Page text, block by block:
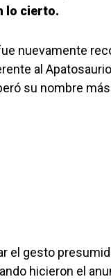
lo cierto.
nuevamente
al
su nombre
el gesto
hicieron el